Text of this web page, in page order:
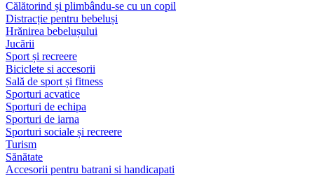
Călătorind și plimbându-se cu un copil
Distracție pentru bebeluși
Hrănirea bebelușului
Jucării
Sport și recreere
Biciclete si accesorii
Sală de sport și fitness
Sporturi acvatice
Sporturi de echipa
Sporturi de iarna
Sporturi sociale și recreere
Turism
Sănătate
Accesorii pentru batrani si handicapati